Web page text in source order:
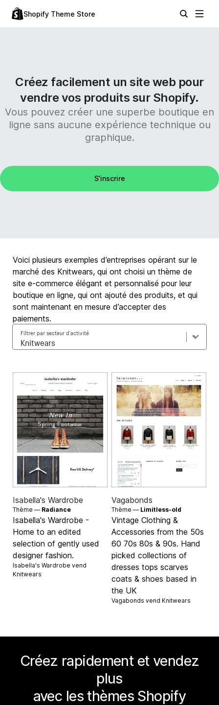
Shopify Theme Store
Créez facilement un site web pour
vendre vos produits sur Shopify.
Vous pouvez créer une superbe boutique en
ligne sans aucune expérience technique ou
graphique.
S’inscrire
Voici plusieurs exemples d’entreprises opérant sur le
marché des Knitwears, qui ont choisi un thème de
site e-commerce élégant et personnalisé pour leur
boutique en ligne, qui ont ajouté des produits, et qui
sont maintenant en mesure d’accepter des
paiements.
Filtrer par secteur d’activité
Isabella's Wardrobe
Thème — Radiance
Isabella's Wardrobe -
Home to an edited
selection of gently used
designer fashion.
Isabella's Wardrobe vend
Knitwears
Vagabonds
Thème — Limitless-old
Vintage Clothing &
Accessories from the 50s
60 70s 80s & 90s. Hand
picked collections of
dresses tops scarves
coats & shoes based in
the UK
Vagabonds vend Knitwears
Créez rapidement et vendez
plus
avec les thèmes Shopify